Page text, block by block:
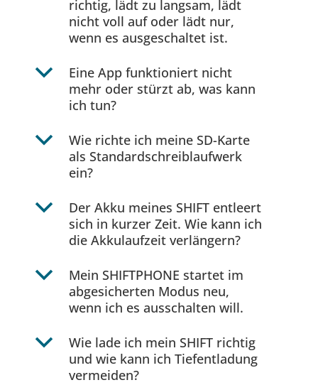
richtig, lädt zu langsam, lädt
nicht voll auf oder lädt nur,
wenn es ausgeschaltet ist.
b
Eine App funktioniert nicht
mehr oder stürzt ab, was kann
ich tun?
b
Wie richte ich meine SD-Karte
als Standardschreiblaufwerk
ein?
b
Der Akku meines SHIFT entleert
sich in kurzer Zeit. Wie kann ich
die Akkulaufzeit verlängern?
b
Mein SHIFTPHONE startet im
abgesicherten Modus neu,
wenn ich es ausschalten will.
b
Wie lade ich mein SHIFT richtig
und wie kann ich Tiefentladung
vermeiden?